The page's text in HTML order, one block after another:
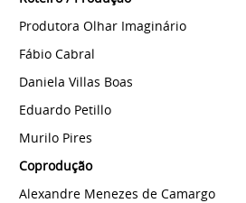
Produtora Olhar Imaginário
Fábio Cabral
Daniela Villas Boas
Eduardo Petillo
Murilo Pires
Coprodução
Alexandre Menezes de Camargo